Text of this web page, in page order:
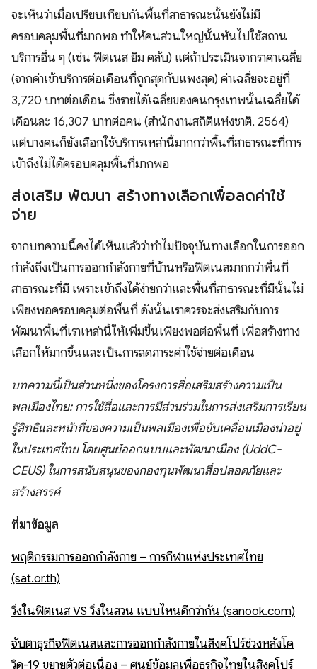
จะเห็นว่าเมื่อเปรียบเทียบกันพื้นที่สาธารณะนั้นยังไม่มี
ครอบคลุมพื้นที่มากพอ ทำให้คนส่วนใหญ่นั้นหันไปใช้สถาน
บริการอื่น ๆ (เช่น ฟิตเนส ยิม คลับ) แต่ถ้าประเมินจากราคาเฉลี่ย
(จากค่าเข้าบริการต่อเดือนที่ถูกสุดกับแพงสุด) ค่าเฉลี่ยจะอยู่ที่
3,720 บาทต่อเดือน ซึ่งรายได้เฉลี่ยของคนกรุงเทพนั้นเฉลี่ยได้
เดือนละ 16,307 บาทต่อคน (สำนักงานสถิติแห่งชาติ, 2564)
แต่บางคนก็ยังเลือกใช้บริการเหล่านี้มากกว่าพื้นที่สาธารณะที่การ
เข้าถึงไม่ได้ครอบคลุมพื้นที่มากพอ
ส่งเสริม พัฒนา สร้างทางเลือกเพื่อลดค่าใช้
จ่าย
จากบทความนี้คงได้เห็นแล้วว่าทำไมปัจจุบันทางเลือกในการออก
กำลังถึงเป็นการออกกำลังกายที่บ้านหรือฟิตเนสมากกว่าพื้นที่
สาธารณะที่มี เพราะเข้าถึงได้ง่ายกว่าและพื้นที่สาธารณะที่มีนั้นไม่
เพียงพอครอบคลุมต่อพื้นที่ ดังนั้นเราควรจะส่งเสริมกับการ
พัฒนาพื้นที่เราเหล่านี้ให้เพิ่มขึ้นเพียงพอต่อพื้นที่ เพื่อสร้างทาง
เลือกให้มากขึ้นและเป็นการลดภาระค่าใช้จ่ายต่อเดือน
บทความนี้เป็นส่วนหนึ่งของโครงการสื่อเสริมสร้างความเป็น
พลเมืองไทย: การใช้สื่อและการมีส่วนร่วมในการส่งเสริมการเรียน
รู้สิทธิและหน้าที่ของความเป็นพลเมืองเพื่อขับเคลื่อนเมืองน่าอยู่
ในประเทศไทย โดยศูนย์ออกแบบและพัฒนาเมือง (UddC-
CEUS) ในการสนับสนุนของกองทุนพัฒนาสื่อปลอดภัยและ
สร้างสรรค์
ที่มาข้อมูล
พฤติกรรมการออกกำลังกาย – การกีฬาแห่งประเทศไทย
(sat.or.th)
วิ่งในฟิตเนส VS วิ่งในสวน แบบไหนดีกว่ากัน (sanook.com)
จับตาธุรกิจฟิตเนสและการออกกำลังกายในสิงคโปร์ช่วงหลังโค
วิด-19 ขยายตัวต่อเนื่อง – ศูนย์ข้อมูลเพื่อธุรกิจไทยในสิงคโปร์